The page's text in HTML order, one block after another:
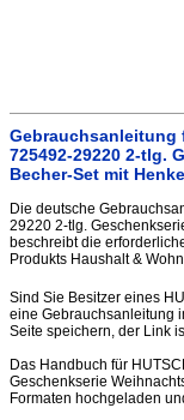
Gebrauchsanleitung
725492-29220 2-tlg.
Becher-Set mit
Die deutsche
29220 2-tlg.
beschreibt die
Produkts Haushalt &
Sind Sie Besitzer eines
eine Gebrauchsanleitung
Seite speichern, der Link
Das Handbuch für
Geschenkserie
Formaten hochgeladen